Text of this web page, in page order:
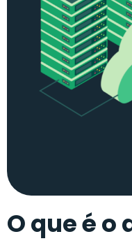
O que é